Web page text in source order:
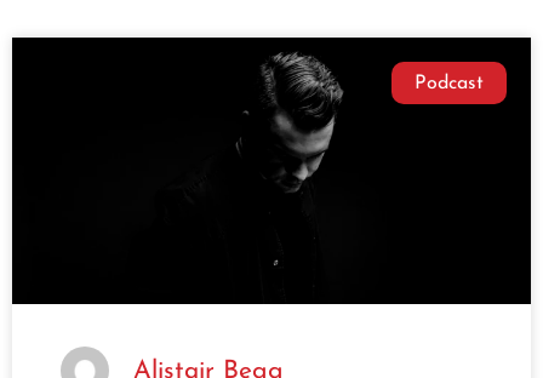
Podcast
Alistair Begg